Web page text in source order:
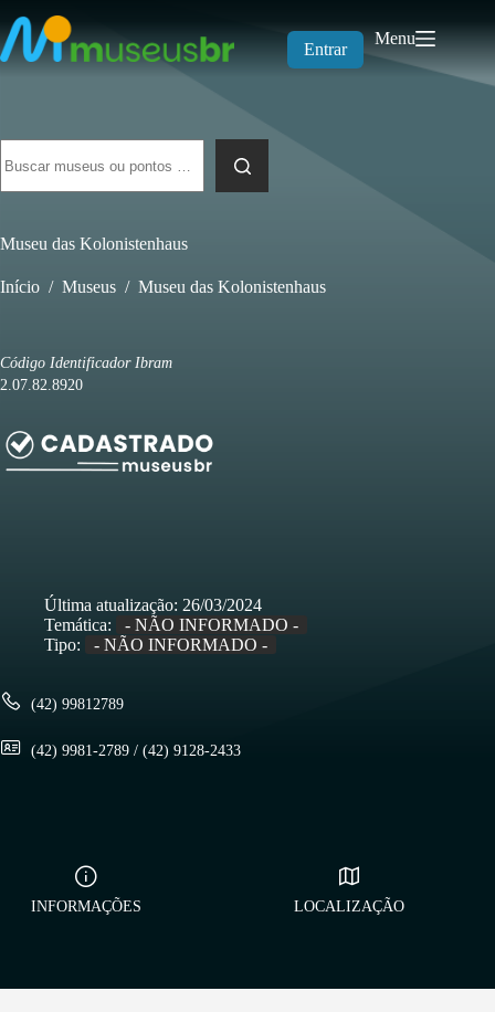
para
o
conteúdo
Entrar
Menu
resultados
Museu das Kolonistenhaus
Início / Museus / Museu das Kolonistenhaus
Código Identificador Ibram
2.07.82.8920
(42) 99812789
(42) 9981-2789 / (42) 9128-2433
Última atualização: 26/03/2024
Temática:
- NÃO INFORMADO -
Tipo:
- NÃO INFORMADO -
INFORMAÇÕES LOCALIZAÇÃO